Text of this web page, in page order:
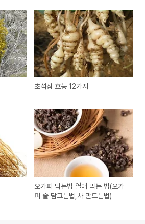
초석잠 효능 12가지
오가피 먹는법 열매 먹는 법(오가
피 술 담그는법,차 만드는법)